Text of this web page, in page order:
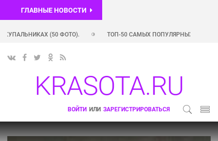
ГЛАВНЫЕ НОВОСТИ
(50 ФОТО).
ТОП-50 САМЫХ ПОПУЛЯРНЫХ INSTAGRAM-
KRASOTA.RU
ВОЙТИ ИЛИ ЗАРЕГИСТРИРОВАТЬСЯ